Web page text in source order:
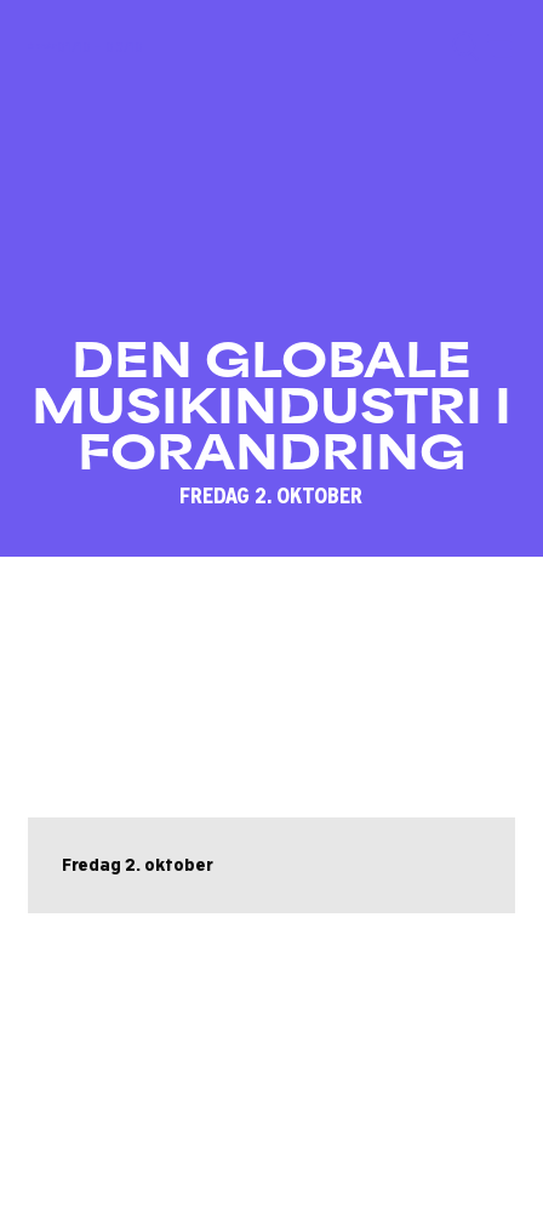
DEN GLOBALE
MUSIKINDUSTRI I
FORANDRING
FREDAG 2. OKTOBER
Fredag 2. oktober